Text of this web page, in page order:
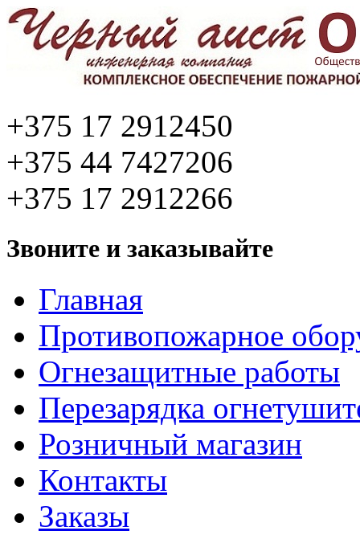
+375 17 2912450
+375 44 7427206
+375 17 2912266
Звоните и заказывайте
Главная
Противопожарное
Огнезащитные работы
Перезарядка
Розничный магазин
Контакты
Заказы